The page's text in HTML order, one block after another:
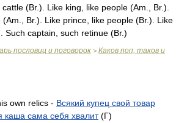
cattle (Br.). Like king, like people (Am. Br.).
(Am. Br.). Like prince, like people (Br.). Like
Such captain, such retinue (Br.)
пословиц и поговорок > Каков поп, таков и
own relics - Всякий купец свой товар
каша сама себя хвалит(Г)